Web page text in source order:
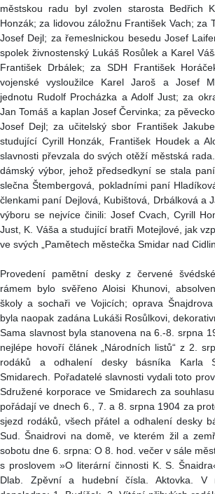
městskou radu byl zvolen starosta Bedřich
Honzák; za lidovou záložnu František Vach; za
Josef Dejl; za řemeslnickou besedu Josef
spolek živnostenský Lukáš Rosůlek a Karel
František Drbálek; za SDH František
vojenské vysloužilce Karel Jaroš a Josef
jednotu Rudolf Procházka a Adolf Just; za
Jan Tomáš a kaplan Josef Červinka; za
Josef Dejl; za učitelský sbor František
studující Cyrill Honzák, František Houdek a
slavnosti převzala do svých otěží městská
dámský výbor, jehož předsedkyní se stala
slečna Štembergová, pokladními paní
členkami paní Dejlová, Kubištová, Drbálková a
výboru se nejvíce činili: Josef Cvach, Cyrill
Just, K. Váša a studující bratři Motejlové, jak
ve svých „Pamětech městečka Smidar nad
Provedení pamětní desky z červené
rámem bylo svěřeno Aloisi Khunovi,
školy a sochaři ve Vojicích; oprava
byla naopak zadána Lukáši Rosůlkovi,
Sama slavnost byla stanovena na 6.-8. srpna
nejlépe hovoří článek „Národních listů“ z 2.
rodáků a odhalení desky básníka Karla
Smidarech. Pořadatelé slavnosti vydali toto
Sdružené korporace ve Smidarech za
pořádají ve dnech 6., 7. a 8. srpna 1904 za
sjezd rodáků, všech přátel a odhalení desky
Sud. Šnaidrovi na domě, ve kterém žil a
sobotu dne 6. srpna: O 8. hod. večer v sále
s proslovem »O literární činnosti K. S.
Dlab. Zpěvní a hudební čísla. Aktovka. V